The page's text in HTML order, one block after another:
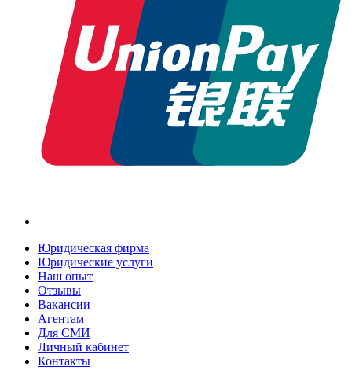
Юридическая фирма
Юридические услуги
Наш опыт
Отзывы
Вакансии
Агентам
Для СМИ
Личный кабинет
Контакты